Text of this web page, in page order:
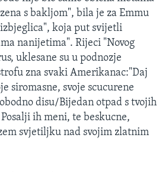
s bakljom", bila je za Emmu
koja put svijetli
nanijetima". Rijeci "Novog
uklesane su u podnozje
zna svaki Amerikanac:"Daj
siromasne, svoje scucurene
disu/Bijedan otpad s tvojih
ih meni, te beskucne,
svjetiljku nad svojim zlatnim